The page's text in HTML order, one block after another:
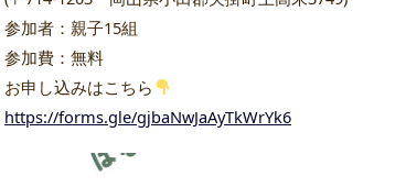
参加者：親子15組
参加費：無料
お申し込みはこちら
https://forms.gle/gjbaNwJaAyTkWrYk6